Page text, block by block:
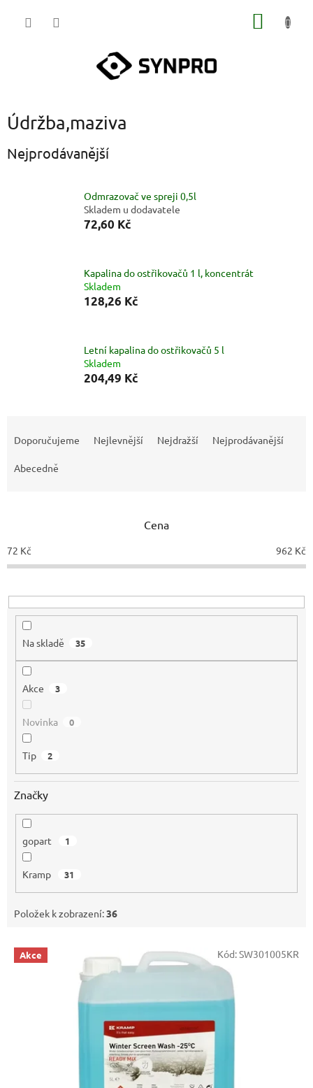
Údržba,maziva
Nejprodávanější
Odmrazovač ve spreji 0,5l
Skladem u dodavatele
72,60 Kč
Kapalina do ostřikovačů 1 l, koncentrát
Skladem
128,26 Kč
Letní kapalina do ostřikovačů 5 l
Skladem
204,49 Kč
o
d
k
t
Doporučujeme Nejlevnější Nejdražší Nejprodávanější
Abecedně
Cena
72 Kč 962 Kč
Na skladě 35
Akce 3
Novinka 0
Tip 2
Značky
gopart 1
Kramp 31
Položek k zobrazení:36
V Akce Kód:SW301005KR